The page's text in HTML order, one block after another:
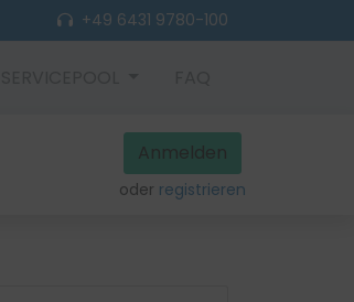
+49 6431 9780-100
Anmelden
oder registrieren